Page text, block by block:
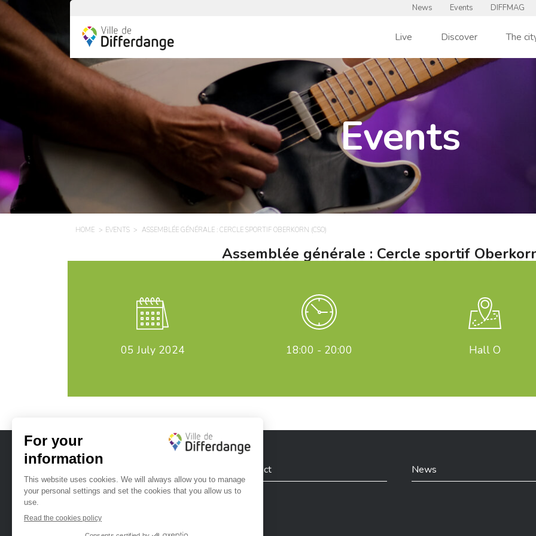
News Events DIFFMAG
Live Discover The
Events
HOME EVENTS ASSEMBLÉE GÉNÉRALE : CERCLE SPORTIF OBERKORN (CSO)
Assemblée générale : Cercle sportif
05 July 2024 18:00 - 20:00 Hall O
City of Differdange
Ville de Differdange sur Facebook
Ville de Differdange sur Instagram
Contact News